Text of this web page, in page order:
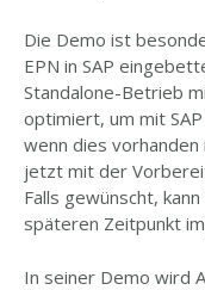
Die Demo ist
EPN in SAP
Standalone-Betrieb
optimiert, um mit
wenn dies
jetzt mit der
Falls gewünscht,
späteren Zeitpunkt
In seiner Demo wird